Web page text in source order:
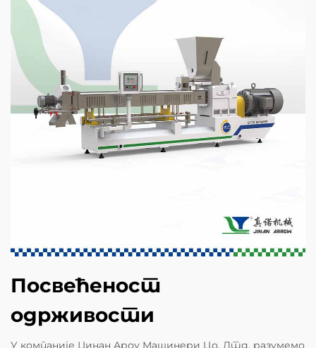
Посвећеност
одрживости
У компаније Џинан Ароу Машинери Цо, Лтд, разумемо